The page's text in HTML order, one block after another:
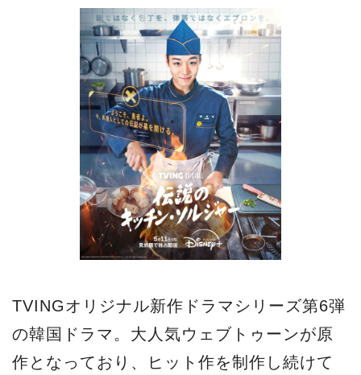
TVINGオリジナル新作ドラマシリーズ第6弾
の韓国ドラマ。大人気ウェブトゥーンが原
作となっており、ヒット作を制作し続けて